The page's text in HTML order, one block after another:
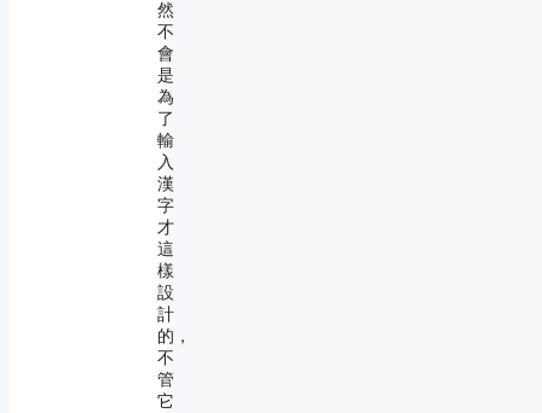
然
不
會
是
為
了
輸
入
漢
字
才
這
樣
設
計
的，
不
管
它